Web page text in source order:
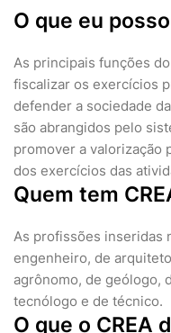
O que eu
As principais funções
fiscalizar os exercícios
defender a sociedade
são abrangidos pelo
promover a valorização
dos exercícios das
Quem tem
As profissões inseridas
engenheiro, de
agrônomo, de geólogo,
tecnólogo e de técnico.
O que o CREA